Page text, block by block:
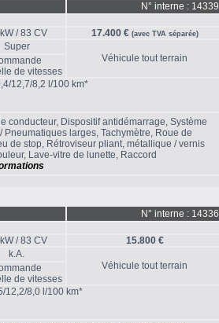
N° interne : 14339
/ 83 CV 17.400 € (avec TVA séparée)
Super
Véhicule tout terrain
de vitesses
12,7/8,2 l/100 km*
conducteur, Dispositif antidémarrage, Système
larges, Tachymètre, Roue de
de stop, Rétroviseur pliant, métallique / vernis
Lave-vitre de lunette, Raccord
N° interne : 14336
/ 83 CV
15.800 €
k.A.
Véhicule tout terrain
de vitesses
12,2/8,0 l/100 km*